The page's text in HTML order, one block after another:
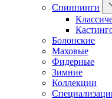
Спиннинги
Болонские
Маховые
Фидерные
Зимние
Коллекции